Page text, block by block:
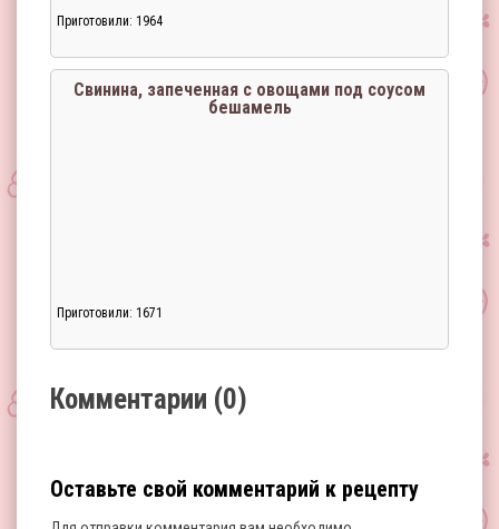
Приготовили: 1964
Свинина, запеченная с овощами под соусом
бешамель
Приготовили: 1671
Комментарии (0)
Оставьте свой комментарий к рецепту